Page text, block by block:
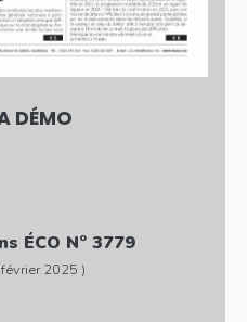
DÉMO
ÉCO N° 3779
2025 )